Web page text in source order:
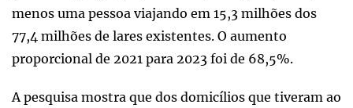
menos uma pessoa viajando em 15,3 milhões dos
77,4 milhões de lares existentes. O aumento
proporcional de 2021 para 2023 foi de 68,5%.
A pesquisa mostra que dos domicílios que tiveram ao